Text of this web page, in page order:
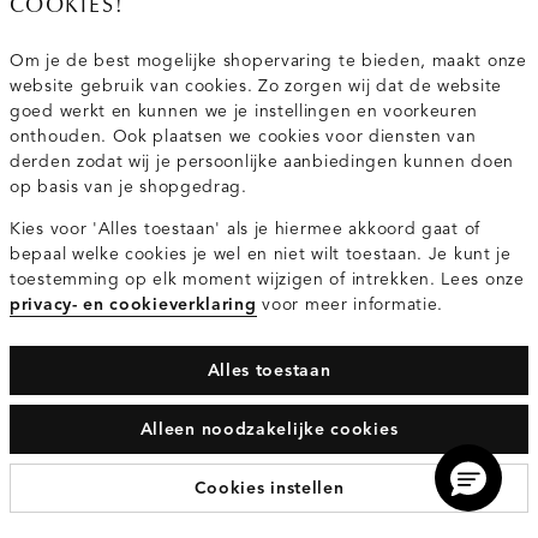
Service
Wij zijn Costes
Topcategorieën voor jou
Privacy- en cookieverklaringAlgemene Voorwaarden
© 2026 Costes Fashion Alle Rechten Voorbehouden
Om je de best mogelijke shopervaring te bieden, maakt onze
website gebruik van cookies. Zo zorgen wij dat de website
goed werkt en kunnen we je instellingen en voorkeuren
onthouden. Ook plaatsen we cookies voor diensten van
derden zodat wij je persoonlijke aanbiedingen kunnen doen
op basis van je shopgedrag.
Kies voor 'Alles toestaan' als je hiermee akkoord gaat of
bepaal welke cookies je wel en niet wilt toestaan. Je kunt je
toestemming op elk moment wijzigen of intrekken. Lees onze
privacy- en cookieverklaring voor meer informatie.
Alles toestaan
Alleen noodzakelijke cookies
Cookies instellen